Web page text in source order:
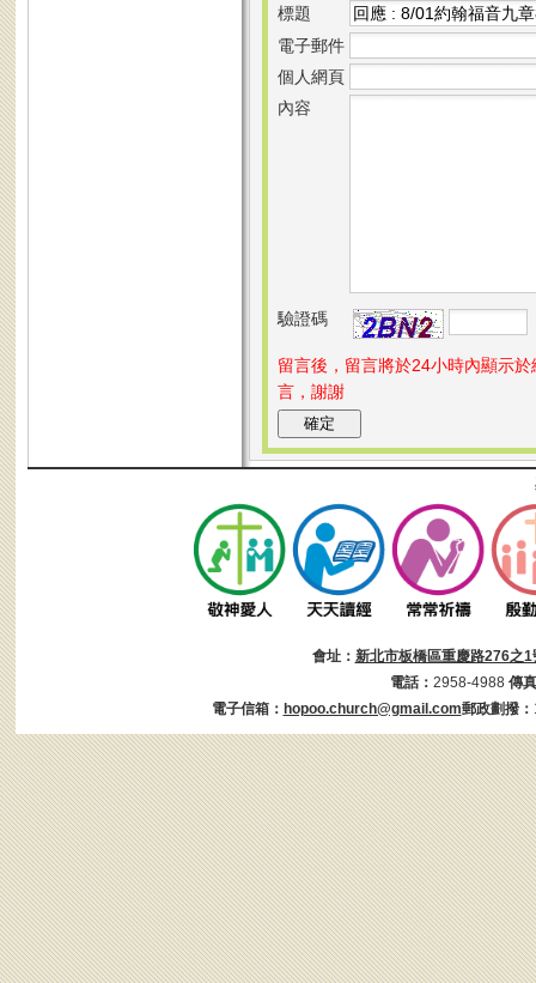
標題
電子郵件
個人網頁
內容
驗證碼
留言後，留言將於24小時內顯示
言，謝謝
會址： 新北市板橋區重慶路276之1
電話： 2958-4988 傳
電子信箱： hopoo.church@gmail.com郵政劃撥：